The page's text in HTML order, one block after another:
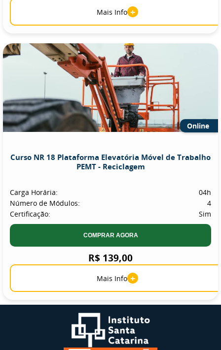
Mais Info +
Online
Curso NR 18 Plataforma Elevatória Móvel de Trabalho
PEMT - Reciclagem
Carga Horária:
04h
Número de Módulos:
4
Certificação:
Sim
COMPRAR AGORA
R$ 139,00
Mais Info +